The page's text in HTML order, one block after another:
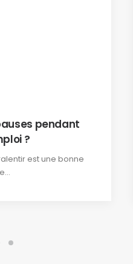
pendant
?
est une bonne